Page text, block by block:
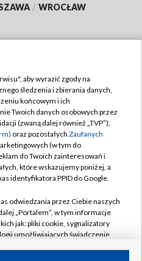
/ WROCŁAW
TVP
TVP
zgody
aby wyrazić zgody na
śledzenia i zbierania danych,
końcowym i ich
Twoich danych osobowych przez
(zwaną dalej również „TVP”),
oraz pozostałych Zaufanych
(w tym do
do Twoich zainteresowań i
które wskazujemy poniżej, a
identyfikatora PPID do Google.
odwiedzania przez Ciebie naszych
„Portalem”, w tym informacje
jak: pliki cookie, sygnalizatory
umożliwiających świadczenie